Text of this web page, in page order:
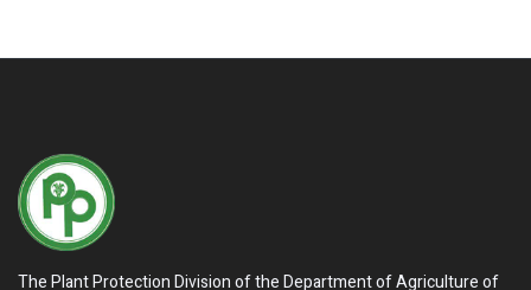
The Plant Protection Division of the Department of Agriculture of